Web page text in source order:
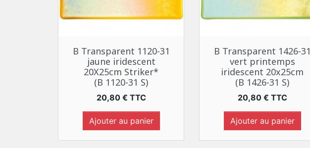
Aperçu rapide
B Transparent 1120-31
jaune iridescent
20X25cm Striker*
(B 1120-31 S)
Prix
20,80 € TTC
Ajouter au panier
Aperçu rapide
B Transparent 1426-31
vert printemps
iridescent 20x25cm
(B 1426-31 S)
Prix
20,80 € TTC
Ajouter au panier